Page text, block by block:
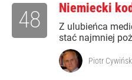
Niemiecki
Z ulubieńca
stać najmniej
48
Piotr